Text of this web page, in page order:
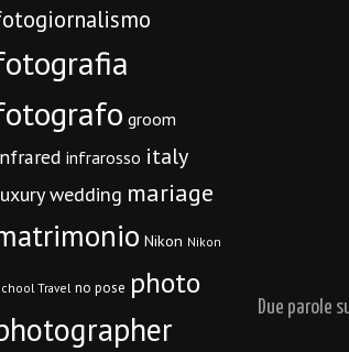
groom
infrarosso italy
wedding mariage
Nikon Nikon
Travel no pose photo
Due parole